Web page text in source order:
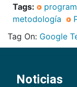
Tags:
metodología
Tag On: Google
Noticias